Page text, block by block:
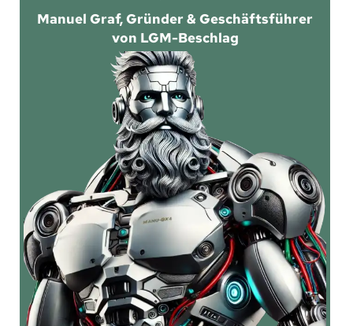
Manuel Graf, Gründer & Geschäftsführer
von LGM-Beschlag